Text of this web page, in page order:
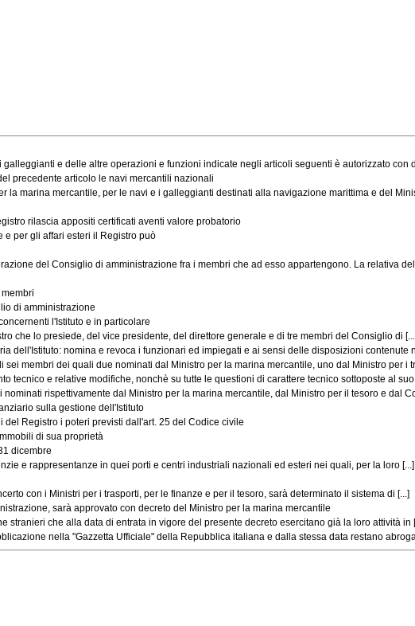
e delle altre operazioni e funzioni indicate negli articoli seguenti è autorizzato con
precedente articolo le navi mercantili nazionali
marina mercantile, per le navi e i galleggianti destinati alla navigazione marittima e del
rilascia appositi certificati aventi valore probatorio
per gli affari esteri il Registro può
del Consiglio di amministrazione fra i membri che ad esso appartengono. La relativa
di amministrazione
l'Istituto e in particolare
che lo presiede, del vice presidente, del direttore generale e di tre membri del Consiglio di
nomina e revoca i funzionari ed impiegati e ai sensi delle disposizioni contenute
membri dei quali due nominati dal Ministro per la marina mercantile, uno dal Ministro per i
e relative modifiche, nonchè su tutte le questioni di carattere tecnico sottoposte al suo
rispettivamente dal Ministro per la marina mercantile, dal Ministro per il tesoro e dal
sulla gestione dell'Istituto
Registro i poteri previsti dall'art. 25 del Codice civile
di sua proprietà
dicembre
e rappresentanze in quei porti e centri industriali nazionali ed esteri nei quali, per la loro [...]
con i Ministri per i trasporti, per le finanze e per il tesoro, sarà determinato il sistema di [...]
sarà approvato con decreto del Ministro per la marina mercantile
che alla data di entrata in vigore del presente decreto esercitano già la loro attività in
nella "Gazzetta Ufficiale" della Repubblica italiana e dalla stessa data restano